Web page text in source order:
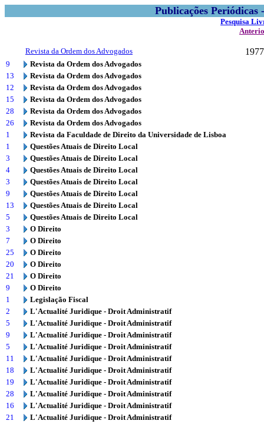
Publicações
Pesquisa
Revista da Ordem dos Advogados 1977
9
Revista da Ordem dos Advogados
13
Revista da Ordem dos Advogados
12
Revista da Ordem dos Advogados
15
Revista da Ordem dos Advogados
28
Revista da Ordem dos Advogados
26
Revista da Ordem dos Advogados
1
Revista da Faculdade de Direito da Universidade de Lisboa
1
Questões Atuais de Direito Local
3
Questões Atuais de Direito Local
4
Questões Atuais de Direito Local
3
Questões Atuais de Direito Local
9
Questões Atuais de Direito Local
13
Questões Atuais de Direito Local
5
Questões Atuais de Direito Local
3
O Direito
7
O Direito
25
O Direito
20
O Direito
21
O Direito
9
O Direito
1
Legislação Fiscal
2
L'Actualité Juridique - Droit Administratif
5
L'Actualité Juridique - Droit Administratif
9
L'Actualité Juridique - Droit Administratif
5
L'Actualité Juridique - Droit Administratif
11
L'Actualité Juridique - Droit Administratif
18
L'Actualité Juridique - Droit Administratif
19
L'Actualité Juridique - Droit Administratif
28
L'Actualité Juridique - Droit Administratif
16
L'Actualité Juridique - Droit Administratif
21
L'Actualité Juridique - Droit Administratif